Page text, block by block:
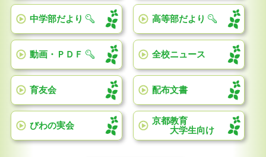
中学部だより 高等部だより
動画・ＰＤＦ 全校ニュース
育友会 配布文書
びわの実会
京都教育
大学生向け